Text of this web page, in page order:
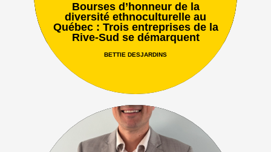
Bourses d’honneur de la
diversité ethnoculturelle au
Québec : Trois entreprises de la
Rive-Sud se démarquent
BETTIE DESJARDINS